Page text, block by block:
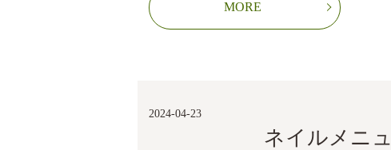
MORE
2024-04-23
ネイルメニ